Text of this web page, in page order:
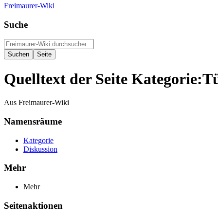
Freimaurer-Wiki
Suche
Quelltext der Seite
Aus Freimaurer-Wiki
Namensräume
Kategorie
Diskussion
Mehr
Mehr
Seitenaktionen